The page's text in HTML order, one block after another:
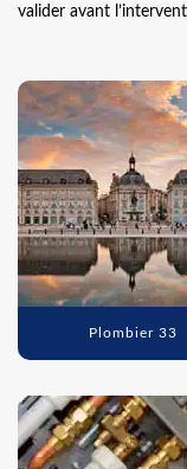
valider avant
Plombier 33